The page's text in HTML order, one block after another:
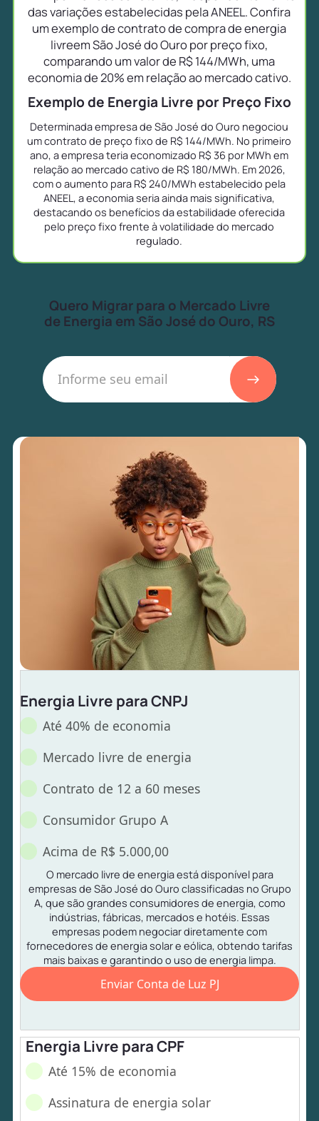
das variações estabelecidas pela ANEEL. Confira
um exemplo de contrato de compra de energia
livreem São José do Ouro por preço fixo,
comparando um valor de R$ 144/MWh, uma
economia de 20% em relação ao mercado cativo.
Exemplo de Energia Livre por Preço Fixo
Determinada empresa de São José do Ouro negociou
um contrato de preço fixo de R$ 144/MWh. No primeiro
ano, a empresa teria economizado R$ 36 por MWh em
relação ao mercado cativo de R$ 180/MWh. Em 2026,
com o aumento para R$ 240/MWh estabelecido pela
ANEEL, a economia seria ainda mais significativa,
destacando os benefícios da estabilidade oferecida
pelo preço fixo frente à volatilidade do mercado
regulado.
Quero Migrar para o Mercado Livre
de Energia em São José do Ouro, RS
Energia Livre para CNPJ
Até 40% de economia
Mercado livre de energia
Contrato de 12 a 60 meses
Consumidor Grupo A
Acima de R$ 5.000,00
O mercado livre de energia está disponível para
empresas de São José do Ouro classificadas no Grupo
A, que são grandes consumidores de energia, como
indústrias, fábricas, mercados e hotéis. Essas
empresas podem negociar diretamente com
fornecedores de energia solar e eólica, obtendo tarifas
mais baixas e garantindo o uso de energia limpa.
Enviar Conta de Luz PJ
Energia Livre para CPF
Até 15% de economia
Assinatura de energia solar